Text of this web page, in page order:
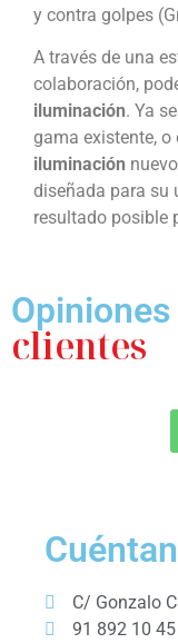
y contra golpes
A través de una
colaboración,
iluminación. Ya
gama existente, o
iluminación
diseñada para su
resultado posible
clientes
C/ Gonzalo
91 892 10 45